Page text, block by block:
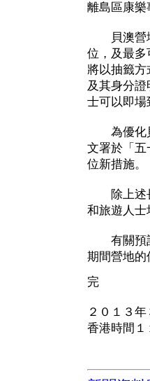
離島區康
貝澳營地
位，及最多
將以抽籤
及其身分
士可以即場
為優化貝
文署於「五
位新措施。
除上述長
和旅遊人士
有關預訂
期間營地的
完
２０１３年
香港時間１